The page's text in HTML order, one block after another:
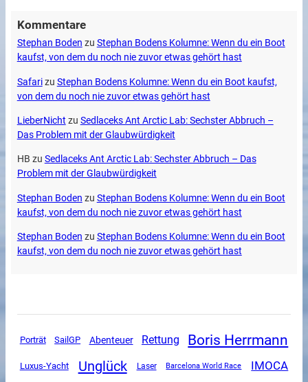
Kommentare
Stephan Boden zu Stephan Bodens Kolumne: Wenn du ein Boot
kaufst, von dem du noch nie zuvor etwas gehört hast
Safarizu Stephan Bodens Kolumne: Wenn du ein Boot kaufst,
von dem du noch nie zuvor etwas gehört hast
LieberNicht zu Sedlaceks Ant Arctic Lab: Sechster Abbruch –
Das Problem mit der Glaubwürdigkeit
HB zu Sedlaceks Ant Arctic Lab: Sechster Abbruch – Das
Problem mit der Glaubwürdigkeit
Stephan Boden zu Stephan Bodens Kolumne: Wenn du ein Boot
kaufst, von dem du noch nie zuvor etwas gehört hast
Stephan Boden zu Stephan Bodens Kolumne: Wenn du ein Boot
kaufst, von dem du noch nie zuvor etwas gehört hast
Porträt SailGP Abenteuer Rettung Boris Herrmann
Luxus-Yacht Unglück Laser Barcelona World Race IMOCA